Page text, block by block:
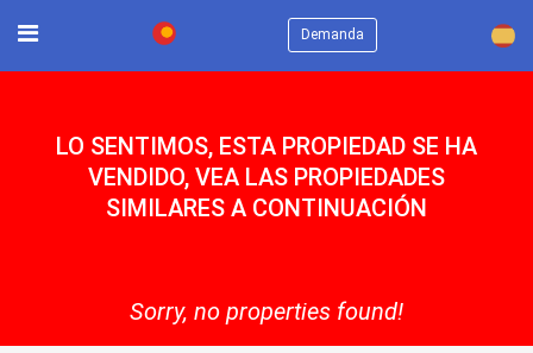
Demanda ×
LO SENTIMOS, ESTA PROPIEDAD SE HA
VENDIDO, VEA LAS PROPIEDADES
SIMILARES A CONTINUACIÓN
Sorry, no properties found!